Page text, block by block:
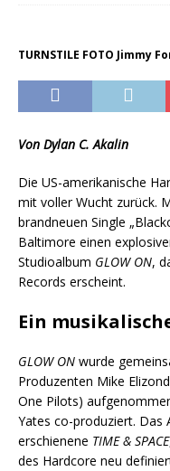
TURNSTILE FOTO Jimmy
Von Dylan C. Akalin
Die US-amerikanische
mit voller Wucht zurück.
brandneuen Single
Baltimore einen
Studioalbum GLOW ON,
Records erscheint.
Ein
GLOW ON wurde
Produzenten Mike
One Pilots)
Yates co-produziert. Das
erschienene TIME & SPACE
des Hardcore neu